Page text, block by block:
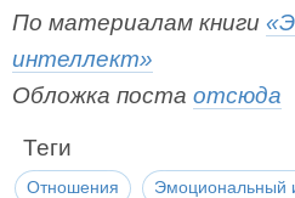
По материалам книги
интеллект»
Обложка поста отсюда
Теги
Отношения Эмоциональный